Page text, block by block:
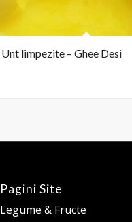
Unt limpezite – Ghee Desi
Pagini Site
Legume & Fructe